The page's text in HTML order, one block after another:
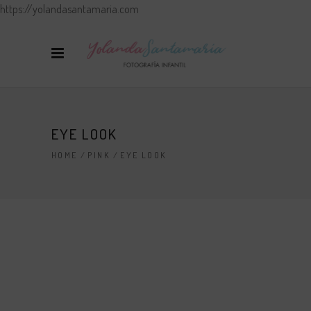
https://yolandasantamaria.com
EYE LOOK
HOME / PINK / EYE LOOK